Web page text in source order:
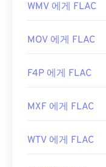
WMV 에게 FLAC
MOV 에게 FLAC
F4P 에게 FLAC
MXF 에게 FLAC
WTV 에게 FLAC